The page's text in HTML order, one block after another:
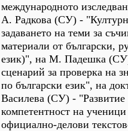
международното
А. Радкова (СУ) -
задаването на теми за
материали от български,
език)", на М. Падешка
сценарий за проверка на
по български език", на
Василева (СУ) - "Развитие
компетентност на ученици
официално-делови